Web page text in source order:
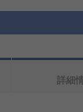
詳細